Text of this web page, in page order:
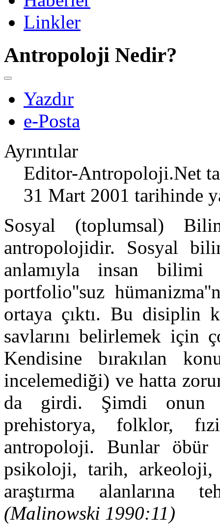
Linkler
Antropoloji Nedir?
Yazdır
e-Posta
Ayrıntılar
Editor-Antropoloji.Net
31 Mart 2001 tarihinde
Sosyal (toplumsal)
antropolojidir. Sosyal
anlamıyla insan bilimi
portfolio''suz
ortaya çıktı. Bu disiplin
savlarını belirlemek için
Kendisine bırakılan
incelemediği) ve hatta
da girdi. Şimdi onun
prehistorya, folklor,
antropoloji. Bunlar
psikoloji, tarih, arkeoloji,
araştırma alanlarına
(Malinowski 1990:11)